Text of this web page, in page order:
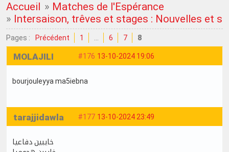
Accueil » Matches de l'Espérance
» Intersaison, trêves et stages : Nouvelles et
Pages : Précédent 1 6 7 8
#176 13-10-2024 19:06
MOLAJILI
bourjouleyya ma5iebna
#177 13-10-2024 23:49
tarajjidawla
خايبين دفاعيا